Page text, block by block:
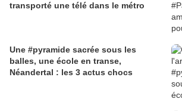
transporté une télé dans le métro
Une #pyramide sacrée sous les
balles, une école en transe,
Néandertal : les 3 actus chocs